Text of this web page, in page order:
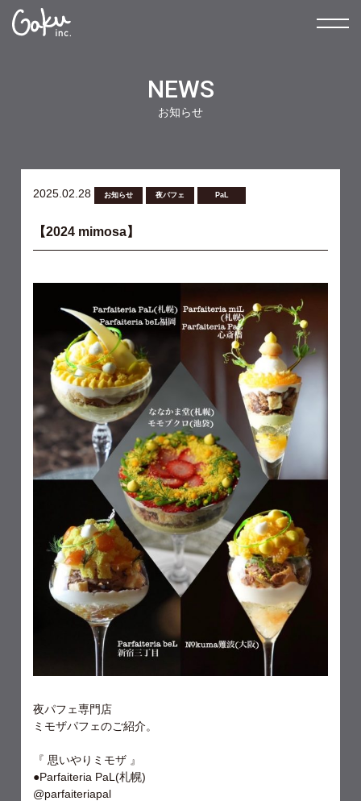
NEWS
お知らせ
2025.02.28 お知らせ 夜パフェ PaL
【2024 mimosa】
夜パフェ専門店
ミモザパフェのご紹介。
『 思いやりミモザ 』
●Parfaiteria PaL(札幌)
@parfaiteriapal